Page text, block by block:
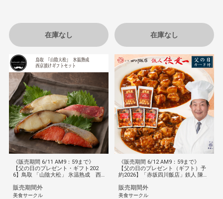
在庫なし 在庫なし
《販売期間 6/11 AM9：59まで》
【父の日のプレゼント・ギフト202
6】鳥取 「山陰大松」 氷温熟成 西
販売期間外
美食サークル
《販売期間 6/12 AM9：59まで》
【父の日のプレゼント（ギフト）予
約2026】「赤坂四川飯店」鉄人 陳建
婆豆腐＆本格四川麻婆豆腐）[冷凍]
[送料無料]
販売期間外
美食サークル